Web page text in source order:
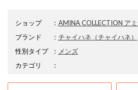
ショップ ： AMINA COLLECTION ア
ブランド
： チャイハネ （チャイハネ）
性別タイプ
： メンズ
カテゴリ
：